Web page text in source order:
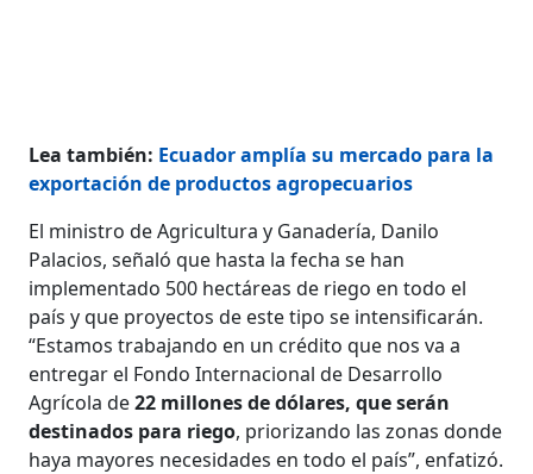
Lea también: Ecuador amplía su mercado para la
exportación de productos agropecuarios
El ministro de Agricultura y Ganadería, Danilo
Palacios, señaló que hasta la fecha se han
implementado 500 hectáreas de riego en todo el
país y que proyectos de este tipo se intensificarán.
“Estamos trabajando en un crédito que nos va a
entregar el Fondo Internacional de Desarrollo
Agrícola de22 millones de dólares, que serán
destinados para riego, priorizando las zonas donde
haya mayores necesidades en todo el país”, enfatizó.